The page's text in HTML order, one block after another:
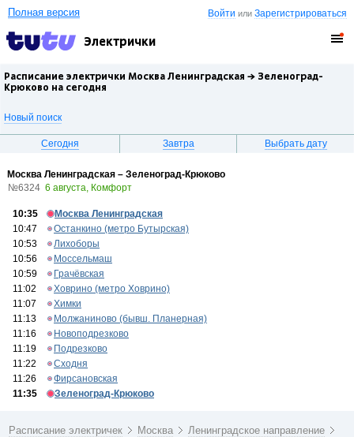
Войти илиЗарегистрироваться
Полная версия
Электрички
Расписание электрички Москва Ленинградская → Зеленоград-
Крюково на сегодня
Новый поиск
Сегодня Завтра Выбрать дату
Москва Ленинградская – Зеленоград-Крюково
№6324 6 августа, Комфорт
10:35
Москва Ленинградская
10:47
Останкино (метро Бутырская)
10:53
Лихоборы
10:56
Моссельмаш
10:59
Грачёвская
11:02
Ховрино (метро Ховрино)
11:07
Химки
11:13
Молжаниново (бывш. Планерная)
11:16
Новоподрезково
11:19
Подрезково
11:22
Сходня
11:26
Фирсановская
11:35
Зеленоград-Крюково
Расписание электричек Москва
Ленинградское направление